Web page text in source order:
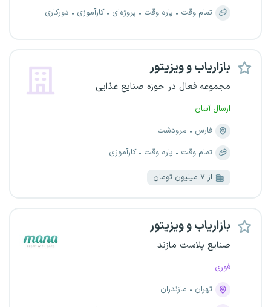
تمام وقت پاره وقت پروژه‌ای کارآموزی دورکاری
بازاریاب و ویزیتور
مجموعه فعال در حوزه صنایع غذایی
ارسال آسان
فارس
مرودشت
تمام وقت
پاره وقت کارآموزی
از ۷ میلیون تومان
بازاریاب و ویزیتور
صنایع پلاست مازند
فوری
تهران
مازندران